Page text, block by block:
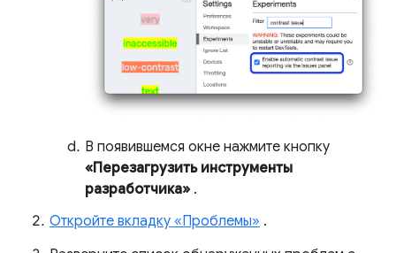
В появившемся окне нажмите кнопку
«Перезагрузить инструменты
разработчика» .
Откройте вкладку «Проблемы» .